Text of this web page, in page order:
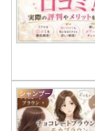
シャンプー